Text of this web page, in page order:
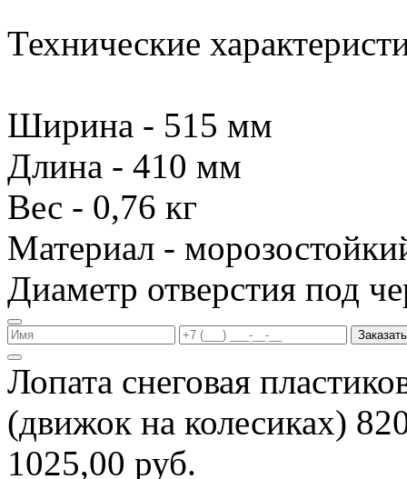
Технические
Ширина - 515 мм
Длина - 410 мм
Вес - 0,76 кг
Материал -
Диаметр отверстия под
Заказать
Лопата снеговая
(движок на колесиках)
1025,00 руб.